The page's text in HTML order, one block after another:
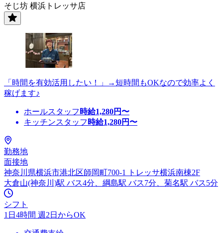
そじ坊 横浜トレッサ店
「時間を有効活用したい！」→短時間もOKなので効率よく
稼げます♪
ホールスタッフ 時給1,280円〜
キッチンスタッフ 時給1,280円〜
勤務地
面接地
神奈川県横浜市港北区師岡町700-1 トレッサ横浜南棟2F
大倉山(神奈川)駅 バス4分、綱島駅 バス7分、菊名駅 バス5分
シフト
1日4時間 週2日からOK